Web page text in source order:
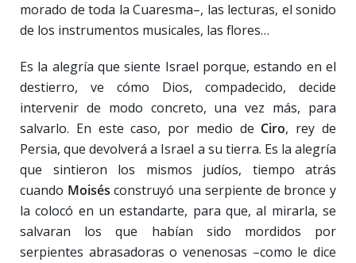
morado de toda la Cuaresma–, las lecturas, el sonido
de los instrumentos musicales, las flores…
Es la alegría que siente Israel porque, estando en el
destierro, ve cómo Dios, compadecido, decide
intervenir de modo concreto, una vez más, para
salvarlo. En este caso, por medio de Ciro, rey de
Persia, que devolverá a Israel a su tierra. Es la alegría
que sintieron los mismos judíos, tiempo atrás
cuando Moisés construyó una serpiente de bronce y
la colocó en un estandarte, para que, al mirarla, se
salvaran los que habían sido mordidos por
serpientes abrasadoras o venenosas –como le dice